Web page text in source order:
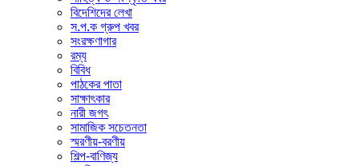
বিদেশিদের লেখা
স.প.ক গ্রুপ খবর
সংরক্ষণাগার
রম্য
বিবিধ
পাঠকের পাতা
সাক্ষাৎকার
নারী জগৎ
সামাজিক সচেতনতা
স্মরণীয়-বরণীয়
শিল্প-বাণিজ্য